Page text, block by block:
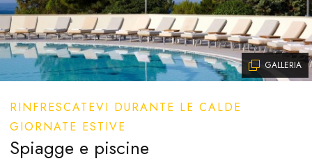
GALLERIA
4 massage rooms
Finish Sauna
RINFRESCATEVI DURANTE LE CALDE
GIORNATE ESTIVE
Spiagge e piscine